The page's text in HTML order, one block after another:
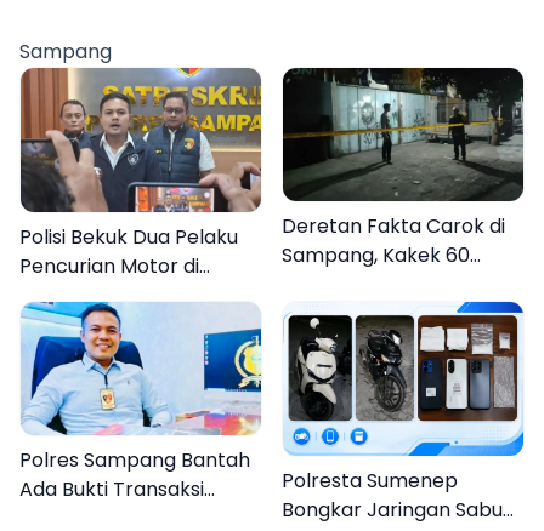
Organisasi
Sampang
Polisi Bekuk Dua Pelaku
Pencurian Motor di
Bajrasokah Sampang
Deretan Fakta Carok di
Sampang, Kakek 60
Pria
Polres Sampang Bantah
Ada Bukti Transaksi
Polresta Sumenep
Bongkar Jaringan Sabu